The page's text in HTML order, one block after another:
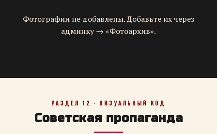
Фотографии не добавлены. Добавьте их через
админку → «Фотоархив».
РАЗДЕЛ 12 · ВИЗУАЛЬНЫЙ КОД
Советская пропаганда